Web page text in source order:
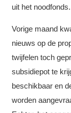
uit het noodfonds.
Vorige maand
nieuws op de
twijfelen toch
subsidiepot te
beschikbaar en
worden